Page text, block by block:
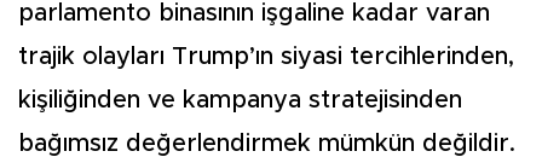
parlamento binasının işgaline kadar varan
trajik olayları Trump’ın siyasi tercihlerinden,
kişiliğinden ve kampanya stratejisinden
bağımsız değerlendirmek mümkün değildir.